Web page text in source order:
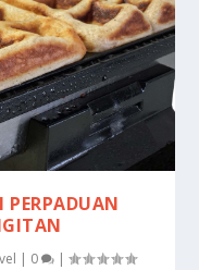
PERPADUAN
| 0 |